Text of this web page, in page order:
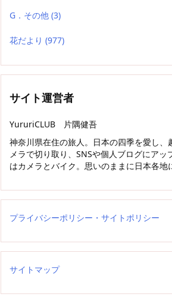
G．その他 (3)
花だより (977)
サイト運営者
YururiCLUB 片隅健吾
神奈川県在住の旅人。日本の四季を愛し、
メラで切り取り、SNSや個人ブログにアッ
はカメラとバイク。思いのままに日本各地
プライバシーポリシー・サイトポリシー
サイトマップ